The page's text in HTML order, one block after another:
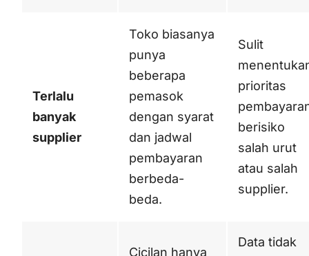
Terlalu
banyak
supplier
Toko biasanya
punya
beberapa
pemasok
dengan syarat
dan jadwal
pembayaran
berbeda-
beda.
Sulit
prioritas
berisiko
salah urut
atau salah
supplier.
Cicilan hanya
Data tidak